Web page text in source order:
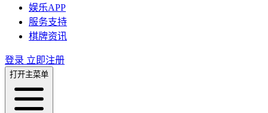
娱乐APP
服务支持
棋牌资讯
登录 立即注册
打开主菜单